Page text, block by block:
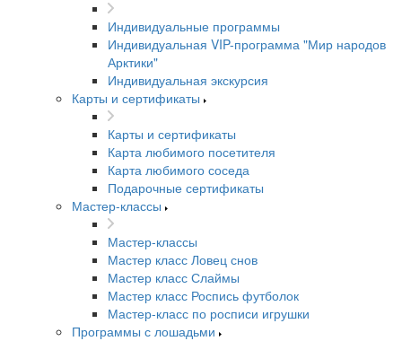
Индивидуальные программы
Индивидуальная VIP-программа "Мир народов
Арктики"
Индивидуальная экскурсия
Карты и сертификаты
Карты и сертификаты
Карта любимого посетителя
Карта любимого соседа
Подарочные сертификаты
Мастер-классы
Мастер-классы
Мастер класс Ловец снов
Мастер класс Слаймы
Мастер класс Роспись футболок
Мастер-класс по росписи игрушки
Программы с лошадьми